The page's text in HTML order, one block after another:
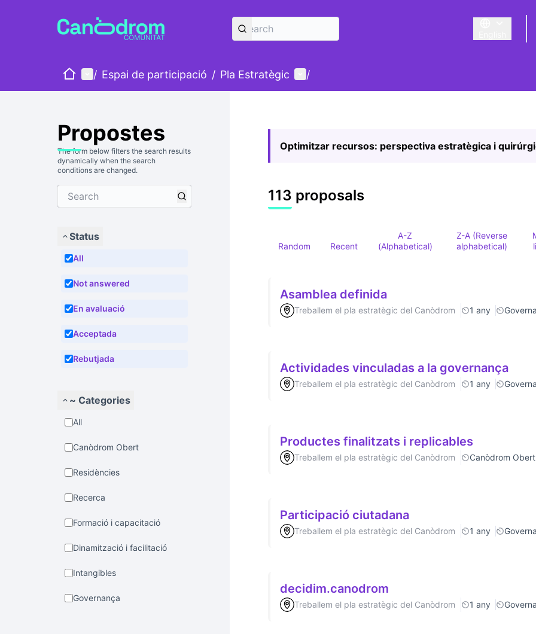
Triar la llengua
HomeMain menu
/ Espai de participació / Pla Estratègic User menu
/
Propostes
The form below filters the search results
dynamically when the search
conditions are changed.
Status
All
Not answered
En avaluació
Acceptada
Rebutjada
~ Categories
All
Canòdrom Obert
Residències
Recerca
Formació i capacitació
Dinamització i facilitació
Intangibles
Governança
Optimitzar recursos: perspectiva estratègica i
113 proposals
Random Recent
A-Z
(Alphabetical)
Z-A (Reverse
alphabetical)
Asamblea definida
Treballem el pla estratègic del Canòdrom 1 any
Actividades vinculadas a la governança
Treballem el pla estratègic del Canòdrom 1 any
Productes finalitzats i replicables
Treballem el pla estratègic del Canòdrom Canòdrom Obert
Participació ciutadana
Treballem el pla estratègic del Canòdrom 1 any
decidim.canodrom
Treballem el pla estratègic del Canòdrom 1 any